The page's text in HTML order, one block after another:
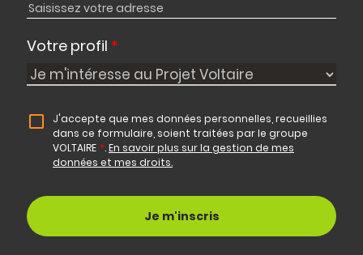
Votre profil *
J'accepte que mes données personnelles, recueillies
dans ce formulaire, soient traitées par le groupe
VOLTAIRE *.En savoir plus sur la gestion de mes
données et mes droits.